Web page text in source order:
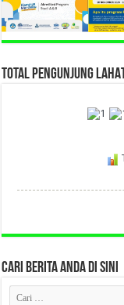
TOTAL PENGUNJUNG
CARI BERITA ANDA DI SINI